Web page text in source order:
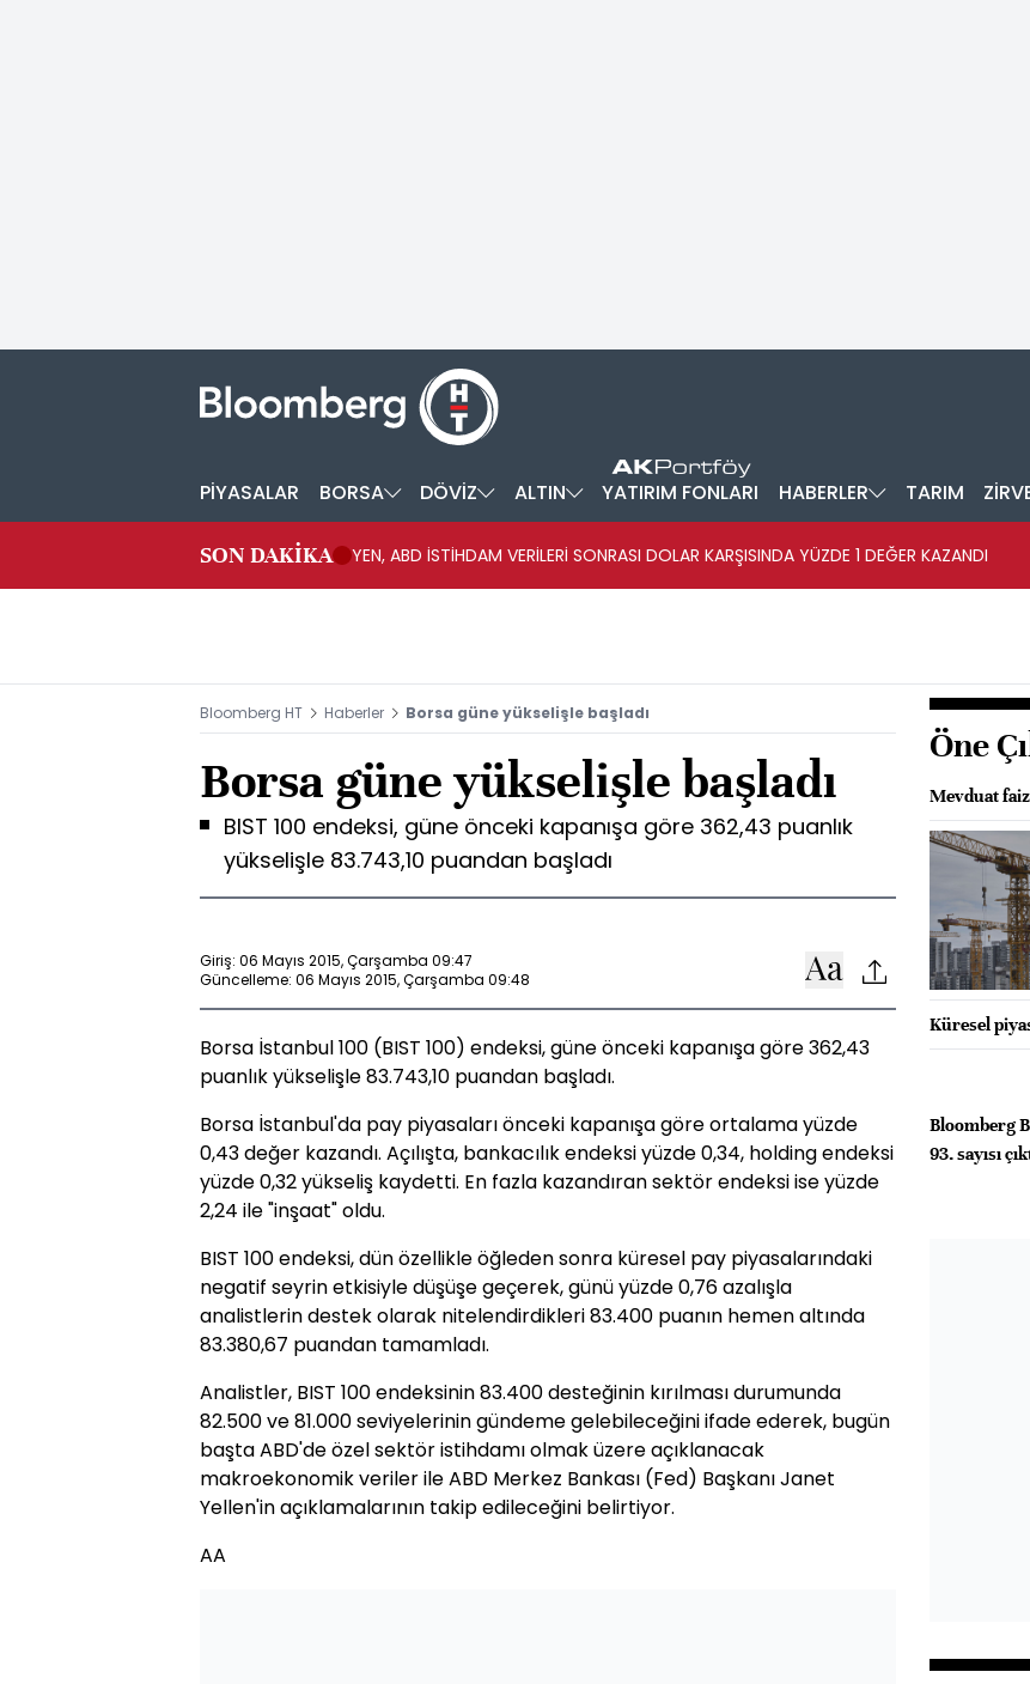
PİYASALAR BORSA DÖVİZ ALTIN YATIRIM FONLARI HABERLER TARIM
SON DAKİKA YEN, ABD İSTİHDAM VERİLERİ SONRASI DOLAR KARŞISINDA YÜZDE 1 DEĞER KAZANDI
Bloomberg HT Haberler Borsa güne yükselişle başladı
Borsa güne yükselişle başladı
BIST 100 endeksi, güne önceki kapanışa göre 362,43 puanlık
yükselişle 83.743,10 puandan başladı
Giriş: 06 Mayıs 2015, Çarşamba 09:47
Güncelleme: 06 Mayıs 2015, Çarşamba 09:48
Borsa İstanbul 100 (BIST 100) endeksi, güne önceki kapanışa göre 362,43
puanlık yükselişle 83.743,10 puandan başladı.
Borsa İstanbul'da pay piyasaları önceki kapanışa göre ortalama yüzde
0,43 değer kazandı. Açılışta, bankacılık endeksi yüzde 0,34, holding endeksi
yüzde 0,32 yükseliş kaydetti. En fazla kazandıran sektör endeksi ise yüzde
2,24 ile "inşaat" oldu.
BIST 100 endeksi, dün özellikle öğleden sonra küresel pay piyasalarındaki
negatif seyrin etkisiyle düşüşe geçerek, günü yüzde 0,76 azalışla
analistlerin destek olarak nitelendirdikleri 83.400 puanın hemen altında
83.380,67 puandan tamamladı.
Analistler, BIST 100 endeksinin 83.400 desteğinin kırılması durumunda
82.500 ve 81.000 seviyelerinin gündeme gelebileceğini ifade ederek, bugün
başta ABD'de özel sektör istihdamı olmak üzere açıklanacak
makroekonomik veriler ile ABD Merkez Bankası (Fed) Başkanı Janet
Yellen'in açıklamalarının takip edileceğini belirtiyor.
AA
Öne
Mevduat
Küresel
Bloomberg
93. sayısı